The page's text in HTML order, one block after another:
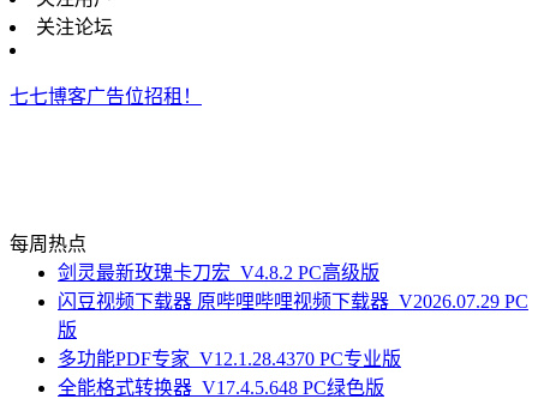
关注论坛
七七博客广告位招租！
每周热点
剑灵最新玫瑰卡刀宏_V4.8.2 PC高级版
闪豆视频下载器 原哔哩哔哩视频下载器_V2026.07.29 PC
版
多功能PDF专家_V12.1.28.4370 PC专业版
全能格式转换器_V17.4.5.648 PC绿色版